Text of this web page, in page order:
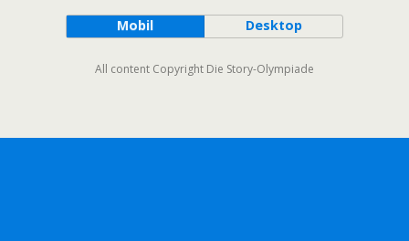
Mobil Desktop
All content Copyright Die Story-Olympiade